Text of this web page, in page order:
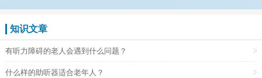
知识文章
有听力障碍的老人会遇到什么问题？
什么样的助听器适合老年人？